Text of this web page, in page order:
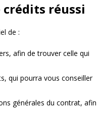
réussi
de :
afin de trouver celle qui
qui pourra vous conseiller
générales du contrat, afin